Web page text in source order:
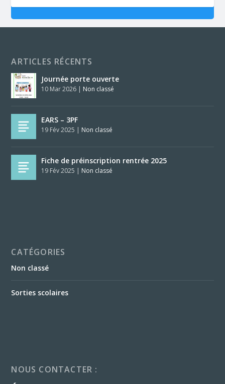
ARTICLES RÉCENTS
Journée porte ouverte
10 Mar 2026 | Non classé
EARS – 3PF
19 Fév 2025 | Non classé
Fiche de préinscription rentrée 2025
19 Fév 2025 | Non classé
CATÉGORIES
Non classé
Sorties scolaires
NOUS CONTACTER :